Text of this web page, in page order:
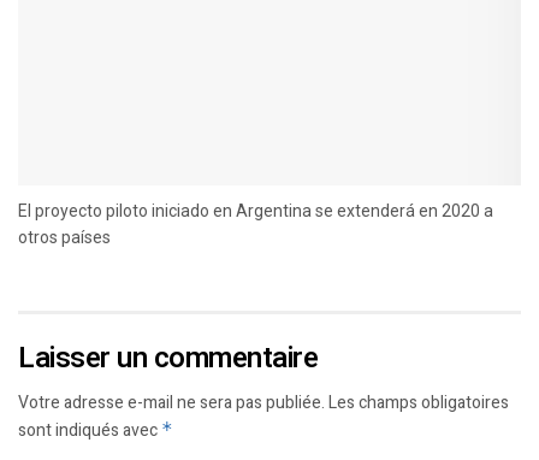
El proyecto piloto iniciado en Argentina se extenderá en 2020 a
otros países
Laisser un commentaire
Votre adresse e-mail ne sera pas publiée.Les champs obligatoires
sont indiqués avec *